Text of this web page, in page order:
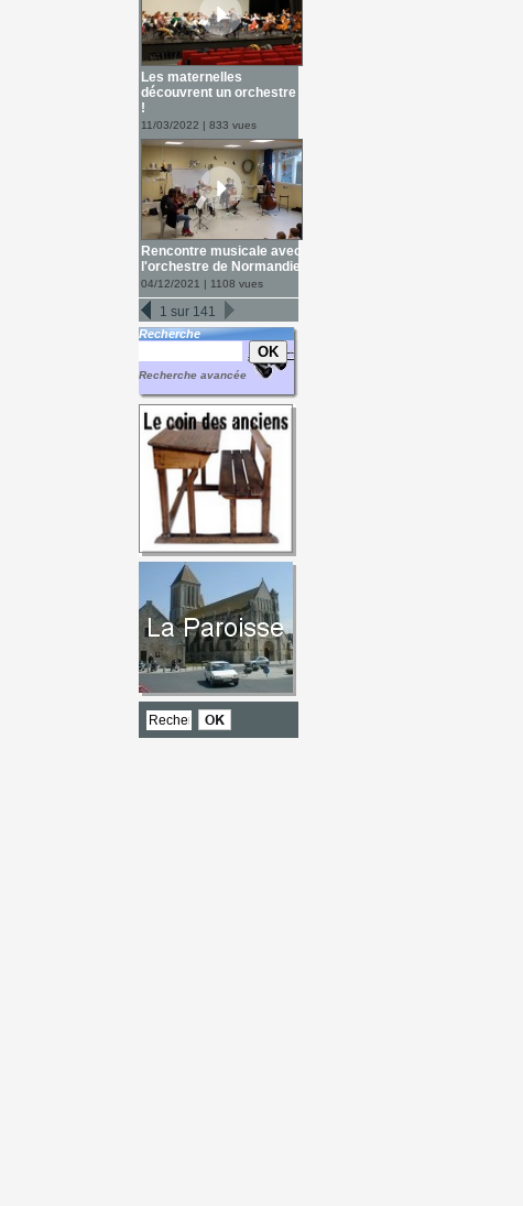
Les maternelles
découvrent un orchestre
!
11/03/2022 | 833 vues
Rencontre musicale avec
l'orchestre de Normandie
04/12/2021 | 1108 vues
1 sur 141
Recherche
Recherche avancée